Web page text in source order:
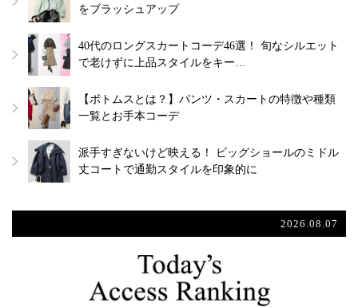
をブラッシュアップ
40代のロングスカートコーデ46選！ 旬なシルエット
で老けずに上品スタイルをキー…
【ボトムスとは？】パンツ・スカートの特徴や種類
一覧とお手本コーデ
派手すぎないけど映える！ ビッグショールのミドル
丈コートで通勤スタイルを印象的に
2026.08.07